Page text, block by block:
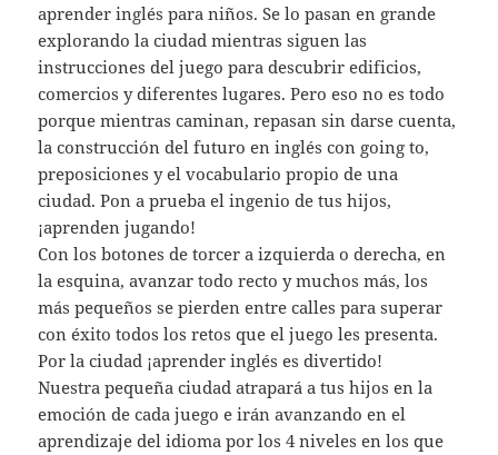
aprender inglés para niños. Se lo pasan en grande
explorando la ciudad mientras siguen las
instrucciones del juego para descubrir edificios,
comercios y diferentes lugares. Pero eso no es todo
porque mientras caminan, repasan sin darse cuenta,
la construcción del futuro en inglés con going to,
preposiciones y el vocabulario propio de una
ciudad. Pon a prueba el ingenio de tus hijos,
¡aprenden jugando!
Con los botones de torcer a izquierda o derecha, en
la esquina, avanzar todo recto y muchos más, los
más pequeños se pierden entre calles para superar
con éxito todos los retos que el juego les presenta.
Por la ciudad ¡aprender inglés es divertido!
Nuestra pequeña ciudad atrapará a tus hijos en la
emoción de cada juego e irán avanzando en el
aprendizaje del idioma por los 4 niveles en los que